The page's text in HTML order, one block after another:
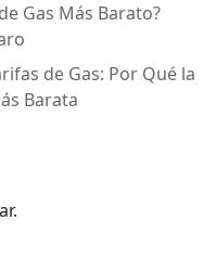
Gas Más Barato?
de Gas: Por Qué la
Barata